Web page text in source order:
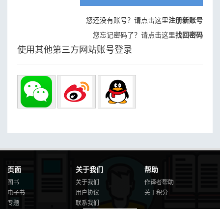
您还没有账号？请点击这里注册新账号
您忘记密码了？请点击这里找回密码
使用其他第三方网站账号登录
页面
图书
电子书
专题
关于我们
关于我们
用户协议
联系我们
帮助
作译者帮助
关于积分